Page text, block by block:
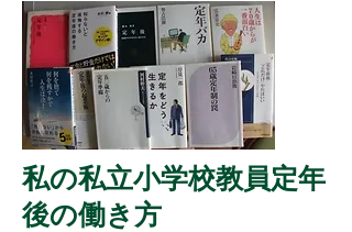
私の私立小学校教員定年
後の働き方